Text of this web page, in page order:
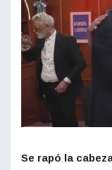
Se rapó la